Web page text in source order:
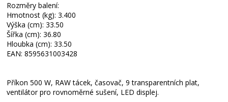
Rozměry balení:
Hmotnost (kg): 3.400
Výška (cm): 33.50
Šířka (cm): 36.80
Hloubka (cm): 33.50
EAN: 8595631003428
Příkon 500 W, RAW tácek, časovač, 9 transparentních plat,
ventilátor pro rovnoměrné sušení, LED displej.